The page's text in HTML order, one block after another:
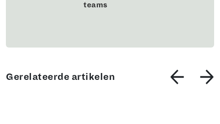
teams
Gerelateerde artikelen